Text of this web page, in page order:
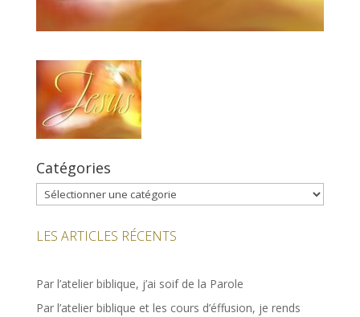
Catégories
Catégories
LES ARTICLES RÉCENTS
Par l’atelier biblique, j’ai soif de la Parole
Par l’atelier biblique et les cours d’éffusion, je rends